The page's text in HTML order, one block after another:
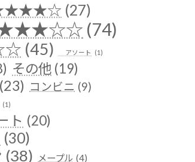
(27)
(74)
(45) アソート (1)
その他 (19)
(23) コンビニ (9)
(1)
ト (20)
(30)
(38) メープル (4)